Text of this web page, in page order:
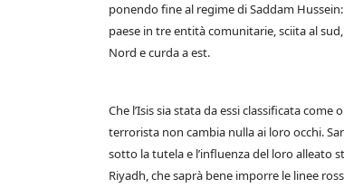
ponendo fine al regime di Saddam
paese in tre entità comunitarie, sciita al
Nord e curda a est.
Che l’Isis sia stata da essi classificata come
terrorista non cambia nulla ai loro occhi.
sotto la tutela e l’influenza del loro alleato
Riyadh, che saprà bene imporre le linee